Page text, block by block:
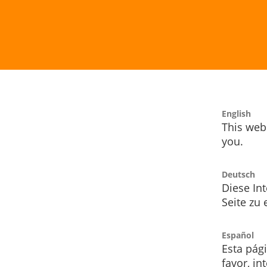
English
This
you.
Deutsch
Diese
Seite zu
Español
Esta
favor,